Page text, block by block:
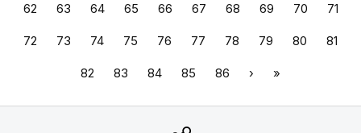
62 63 64 65 66 67 68 69 70 71
72 73 74 75 76 77 78 79 80 81
82 83 84 85 86 › »